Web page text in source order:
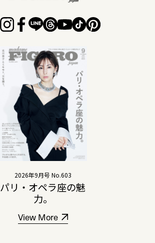
2026年9月号 No.603
パリ・オペラ座の魅
力。
View More